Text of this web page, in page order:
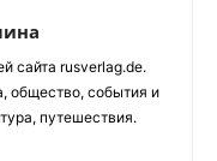
сайта rusverlag.de.
общество, события и
путешествия.